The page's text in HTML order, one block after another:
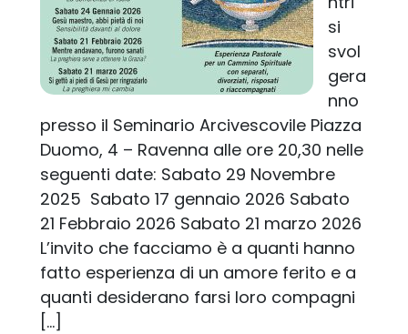
si
svol
gera
nno
presso il Seminario Arcivescovile Piazza
Duomo, 4 – Ravenna alle ore 20,30 nelle
seguenti date: Sabato 29 Novembre
2025 Sabato 17 gennaio 2026 Sabato
21 Febbraio 2026 Sabato 21 marzo 2026
L’invito che facciamo è a quanti hanno
fatto esperienza di un amore ferito e a
quanti desiderano farsi loro compagni
[…]